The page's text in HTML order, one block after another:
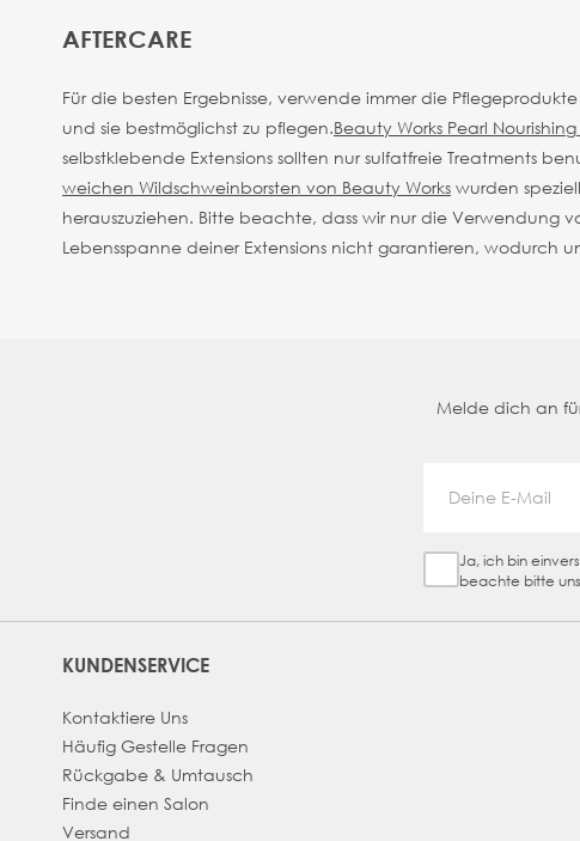
AFTERCARE
Für die besten Ergebnisse, verwende immer die
und sie bestmöglichst zu pflegen.Beauty Works Pearl
selbstklebende Extensions sollten nur sulfatfreie Treatments
weichen Wildschweinborsten von Beauty Works wurden
herauszuziehen. Bitte beachte, dass wir nur die Verwendung
Lebensspanne deiner Extensions nicht garantieren,
Melde dich an
Sign Up
Ja, ich bin
beachte bitte
KUNDENSERVICE
Kontaktiere Uns
Häufig Gestelle Fragen
Rückgabe & Umtausch
Finde einen Salon
Versand